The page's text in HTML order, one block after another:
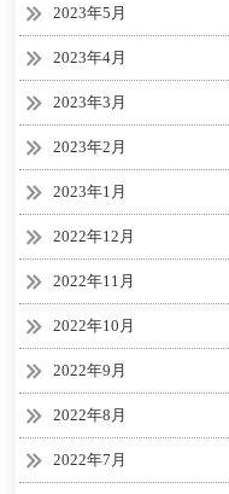
2023年5月
2023年4月
2023年3月
2023年2月
2023年1月
2022年12月
2022年11月
2022年10月
2022年9月
2022年8月
2022年7月